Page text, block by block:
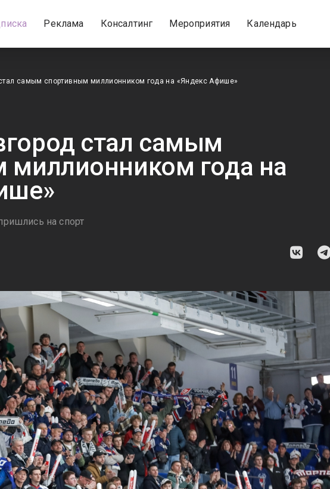
Реклама Консалтинг Мероприятия Календарь
самым спортивным миллионником года на «Яндекс Афише»
стал самым
миллионником года на
на спорт